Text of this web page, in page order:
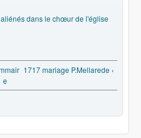
dans le chœur de l'église
e
1717 mariage P.Mellarede ›